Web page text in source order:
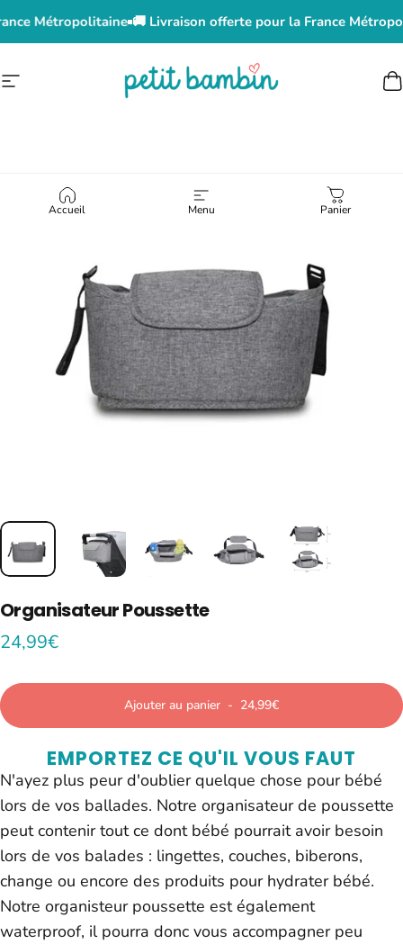
Passer au contenu
Métropolitaine 🚚 Livraison offerte pour la France
Navigation Petit Bambin
Accueil Menu Panier
OrganisateurPoussette
24,99€
Ajouter au panier - 24,99€
EMPORTEZ CE QU'IL VOUS FAUT
N'ayez plus peur d'oublier quelque chose pour bébé
lors de vos ballades. Notre organisateur de poussette
peut contenir tout ce dont bébé pourrait avoir besoin
lors de vos balades : lingettes, couches, biberons,
change ou encore des produits pour hydrater bébé.
Notre organisteur poussette est également
waterproof, il pourra donc vous accompagner peu